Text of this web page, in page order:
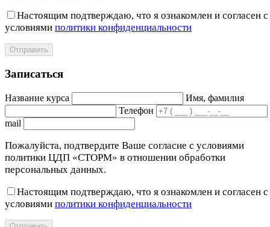
Настоящим подтверждаю, что я ознакомлен и согласен с
условиями политики конфиденциальности
Отправить
Записаться
Название курса
Имя, фамилия
Телефон
mail
Пожалуйста, подтвердите Ваше согласие с условиями
политики ЦДП «СТОРМ» в отношении обработки
персональных данных.
Настоящим подтверждаю, что я ознакомлен и согласен с
условиями политики конфиденциальности